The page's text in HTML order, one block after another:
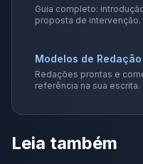
Guia completo:
proposta de intervenção.
Modelos de Redação
Redações prontas e
referência na sua escrita.
Leia também